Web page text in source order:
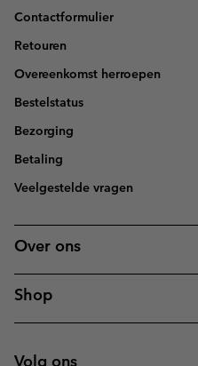
Contactformulier
Retouren
Overeenkomst herroepen
Bestelstatus
Bezorging
Betaling
Veelgestelde vragen
Over ons
Shop
Volg ons